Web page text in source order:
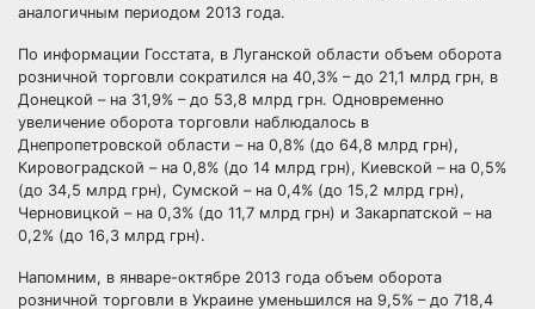
аналогичным периодом 2013 года.
По информации Госстата, в Луганской области объем оборота
розничной торговли сократился на 40,3% – до 21,1 млрд грн, в
Донецкой – на 31,9% – до 53,8 млрд грн. Одновременно
увеличение оборота торговли наблюдалось в
Днепропетровской области – на 0,8% (до 64,8 млрд грн),
Кировоградской – на 0,8% (до 14 млрд грн), Киевской – на 0,5%
(до 34,5 млрд грн), Сумской – на 0,4% (до 15,2 млрд грн),
Черновицкой – на 0,3% (до 11,7 млрд грн) и Закарпатской – на
0,2% (до 16,3 млрд грн).
Напомним, в январе-октябре 2013 года объем оборота
розничной торговли в Украине уменьшился на 9,5% – до 718,4